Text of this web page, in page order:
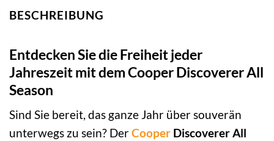
BESCHREIBUNG
Entdecken Sie die Freiheit jeder
Jahreszeit mit dem Cooper Discoverer All
Season
Sind Sie bereit, das ganze Jahr über souverän
unterwegs zu sein? DerCooper Discoverer All